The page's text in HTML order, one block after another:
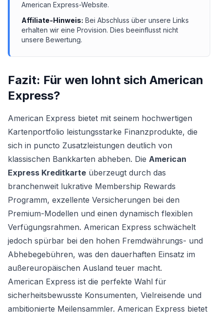
American Express-Website.
Affiliate-Hinweis: Bei Abschluss über unsere Links
erhalten wir eine Provision. Dies beeinflusst nicht
unsere Bewertung.
Fazit: Für wen lohnt sich American
Express?
American Express bietet mit seinem hochwertigen
Kartenportfolio leistungsstarke Finanzprodukte, die
sich in puncto Zusatzleistungen deutlich von
klassischen Bankkarten abheben. Die American
Express Kreditkarte überzeugt durch das
branchenweit lukrative Membership Rewards
Programm, exzellente Versicherungen bei den
Premium-Modellen und einen dynamisch flexiblen
Verfügungsrahmen. American Express schwächelt
jedoch spürbar bei den hohen Fremdwährungs- und
Abhebegebühren, was den dauerhaften Einsatz im
außereuropäischen Ausland teuer macht.
American Express ist die perfekte Wahl für
sicherheitsbewusste Konsumenten, Vielreisende und
ambitionierte Meilensammler. American Express bietet